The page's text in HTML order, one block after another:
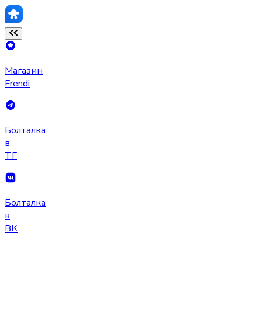
Магазин
Frendi
Болталка
в
ТГ
Болталка
в
ВК